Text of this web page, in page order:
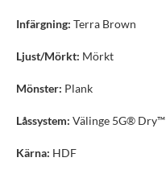
Infärgning: Terra Brown
Ljust/Mörkt: Mörkt
Mönster: Plank
Låssystem: Välinge 5G® Dry™
Kärna: HDF